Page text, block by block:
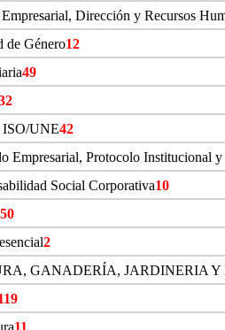
Dirección y Recursos
de Género12
49
ISO/UNE42
Empresarial, Protocolo Institucional
Social Corporativa10
50
2
GANADERÍA, JARDINERIA Y